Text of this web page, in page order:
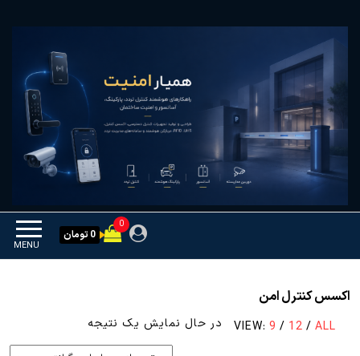
همیار امنیت
MENU
0
0 تومان
اکسس کنترل امن
VIEW: 9 / 12 / ALL در حال نمایش یک نتیجه